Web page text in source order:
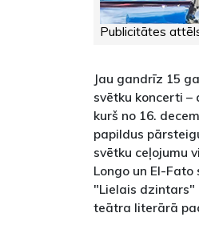
Publicitātes
Jau gandrīz 15
svētku koncerti
kurš no 16.
papildus
svētku ceļojumu
Longo un El-
"Lielais dzintars"
teātra literārā